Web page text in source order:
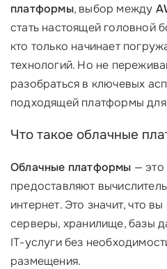
платформы, выбор между
стать настоящей головной
кто только начинает
технологий. Но не
разобраться в ключевых
подходящей платформы
Что такое облачные
Облачные платформы —
предоставляют
интернет. Это значит, что
серверы, хранилище, базы
IT-услуги без
размещения.